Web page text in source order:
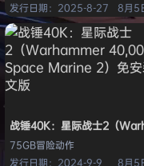
发行日期：2025-8-27
8月5
战锤40K：星际战士2（
75GB冒险动作
发行日期：2024-9-9
8月5